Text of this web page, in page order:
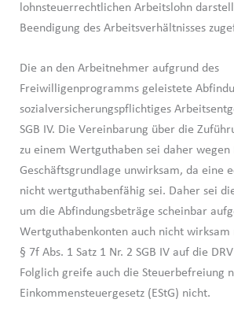
lohnsteuerrechtlichen Arbeitslohn
Beendigung des Arbeitsverhältnisses
Die an den Arbeitnehmer aufgrund des
Freiwilligenprogramms geleistete
sozialversicherungspflichtiges
SGB IV. Die Vereinbarung über die
zu einem Wertguthaben sei daher wegen
Geschäftsgrundlage unwirksam, da eine
nicht wertguthabenfähig sei. Daher sei
um die Abfindungsbeträge scheinbar
Wertguthabenkonten auch nicht wirksam
§ 7f Abs. 1 Satz 1 Nr. 2 SGB IV auf die
Folglich greife auch die Steuerbefreiung
Einkommensteuergesetz (EStG) nicht.